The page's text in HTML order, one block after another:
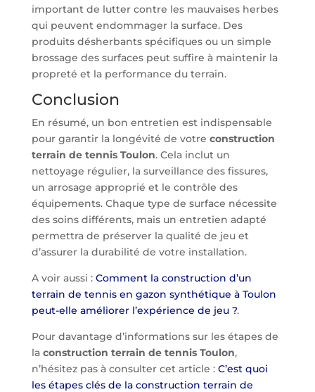
important de lutter contre les mauvaises herbes
qui peuvent endommager la surface. Des
produits désherbants spécifiques ou un simple
brossage des surfaces peut suffire à maintenir la
propreté et la performance du terrain.
Conclusion
En résumé, un bon entretien est indispensable
pour garantir la longévité de votre construction
terrain de tennis Toulon. Cela inclut un
nettoyage régulier, la surveillance des fissures,
un arrosage approprié et le contrôle des
équipements. Chaque type de surface nécessite
des soins différents, mais un entretien adapté
permettra de préserver la qualité de jeu et
d’assurer la durabilité de votre installation.
A voir aussi : Comment la construction d’un
terrain de tennis en gazon synthétique à Toulon
peut-elle améliorer l’expérience de jeu ?.
Pour davantage d’informations sur les étapes de
la construction terrain de tennis Toulon,
n’hésitez pas à consulter cet article : C’est quoi
les étapes clés de la construction terrain de